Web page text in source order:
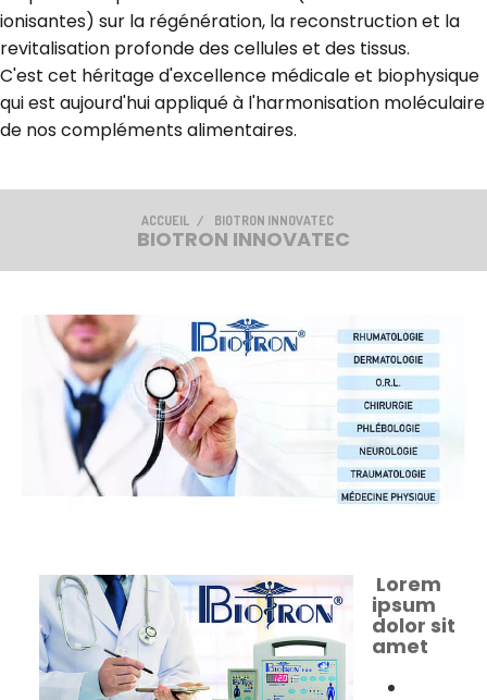
ionisantes) sur la régénération, la reconstruction et la
revitalisation profonde des cellules et des tissus.
C'est cet héritage d'excellence médicale et biophysique
qui est aujourd'hui appliqué à l'harmonisation moléculaire
de nos compléments alimentaires.
ACCUEIL BIOTRON INNOVATEC
BIOTRON INNOVATEC
Lorem
ipsum
dolor sit
amet